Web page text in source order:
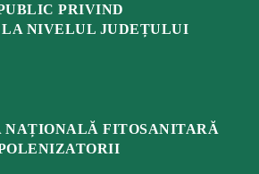
PRIVIND
NIVELUL JUDEȚULUI
NAȚIONALĂ FITOSANITARĂ